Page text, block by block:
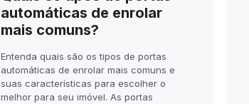
automáticas de enrolar
mais comuns?
Entenda quais são os tipos de portas
automáticas de enrolar mais comuns e
suas características para escolher o
melhor para seu imóvel. As portas